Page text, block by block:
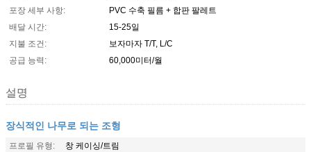
포장 세부 사항:
PVC 수축 필름 + 합판 팔레트
배달 시간:
15-25일
지불 조건:
보자마자 T/T, L/C
공급 능력:
60,000미터/월
설명
장식적인 나무로 되는 조형
프로필 유형:
창 케이싱/트림